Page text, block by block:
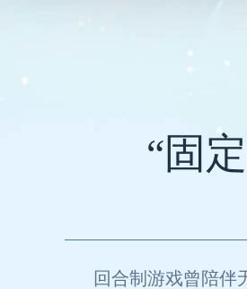
“固
回合制游戏曾陪伴